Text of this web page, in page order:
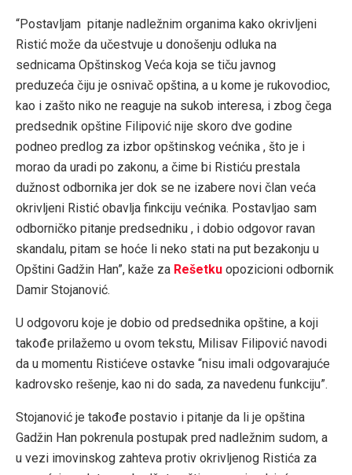
“Postavljam pitanje nadležnim organima kako okrivljeni
Ristić može da učestvuje u donošenju odluka na
sednicama Opštinskog Veća koja se tiču javnog
preduzeća čiju je osnivač opština, a u kome je rukovodioc,
kao i zašto niko ne reaguje na sukob interesa, i zbog čega
predsednik opštine Filipović nije skoro dve godine
podneo predlog za izbor opštinskog većnika , što je i
morao da uradi po zakonu, a čime bi Ristiću prestala
dužnost odbornika jer dok se ne izabere novi član veća
okrivljeni Ristić obavlja finkciju većnika. Postavljao sam
odborničko pitanje predsedniku , i dobio odgovor ravan
skandalu, pitam se hoće li neko stati na put bezakonju u
Opštini Gadžin Han”, kaže za Rešetku opozicioni odbornik
Damir Stojanović.
U odgovoru koje je dobio od predsednika opštine, a koji
takođe prilažemo u ovom tekstu, Milisav Filipović navodi
da u momentu Ristićeve ostavke “nisu imali odgovarajuće
kadrovsko rešenje, kao ni do sada, za navedenu funkciju”.
Stojanović je takođe postavio i pitanje da li je opština
Gadžin Han pokrenula postupak pred nadležnim sudom, a
u vezi imovinskog zahteva protiv okrivljenog Ristića za